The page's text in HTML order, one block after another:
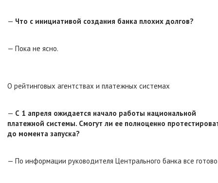
— Что с инициативой создания банка плохих долгов?
— Пока не ясно.
О рейтинговых агентствах и платежных системах
— С 1 апреля ожидается начало работы национальной
платежной системы. Смогут ли ее полноценно
до момента запуска?
— По информации руководителя Центрального банка все